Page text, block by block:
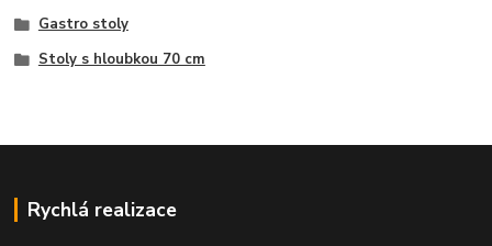
Gastro stoly
Stoly s hloubkou 70 cm
Rychlá realizace